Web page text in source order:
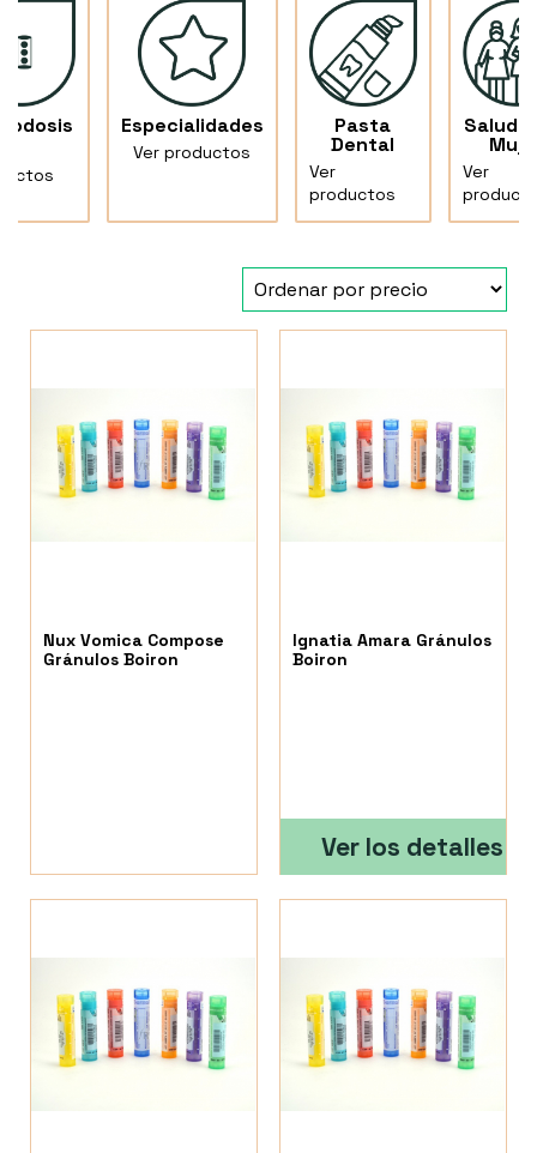
Especialidades
Ver productos
Pasta
Dental
Ver
productos
Salud
Ver
Nux Vomica Compose
Gránulos Boiron
Ignatia Amara Gránulos
Boiron
Ver los detalles